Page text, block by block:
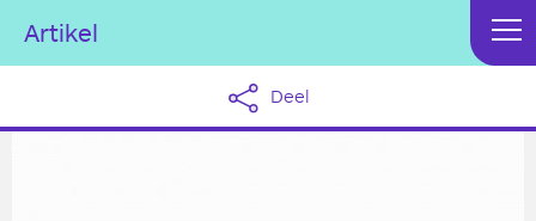
Artikel
Deel